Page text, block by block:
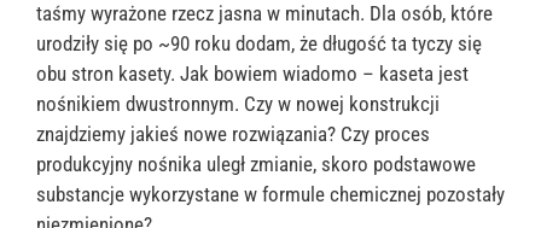
taśmy wyrażone rzecz jasna w minutach. Dla osób, które
urodziły się po ~90 roku dodam, że długość ta tyczy się
obu stron kasety. Jak bowiem wiadomo – kaseta jest
nośnikiem dwustronnym. Czy w nowej konstrukcji
znajdziemy jakieś nowe rozwiązania? Czy proces
produkcyjny nośnika uległ zmianie, skoro podstawowe
substancje wykorzystane w formule chemicznej pozostały